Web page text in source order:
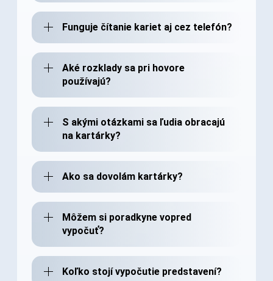
Funguje čítanie kariet aj cez telefón?
Aké rozklady sa pri hovore
používajú?
S akými otázkami sa ľudia obracajú
na kartárky?
Ako sa dovolám kartárky?
Môžem si poradkyne vopred
vypočuť?
Koľko stojí vypočutie predstavení?